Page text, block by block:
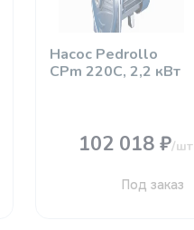
Насос Pedrollo
CРm 220C, 2,2 кВт
102 018 ₽/шт
Под заказ